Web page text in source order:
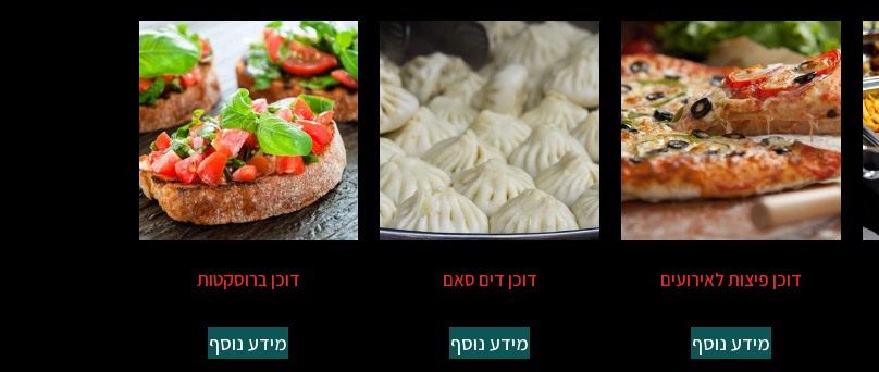
דוכן פיצות לאירועים
מידע נוסף
דוכן דים סאם
מידע נוסף
דוכן ברוסקטות
מידע נוסף